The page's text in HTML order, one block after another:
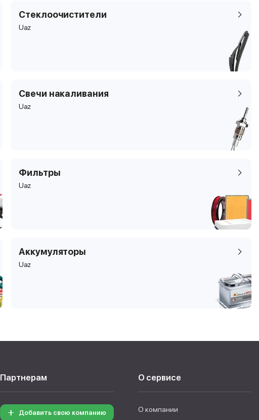
Стеклоочистители
Uaz
Свечи накаливания
Uaz
Фильтры
Uaz
Аккумуляторы
Uaz
Партнерам
Добавить свою компанию
О сервисе
О компании